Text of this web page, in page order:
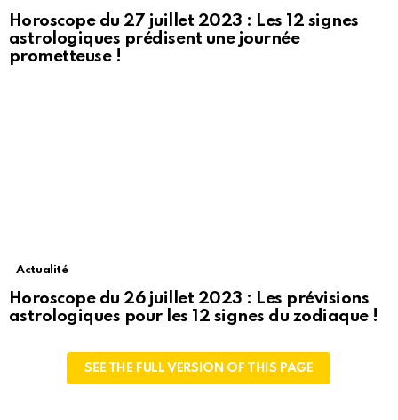
Horoscope du 27 juillet 2023 : Les 12 signes
astrologiques prédisent une journée
prometteuse !
Actualité
Horoscope du 26 juillet 2023 : Les prévisions
astrologiques pour les 12 signes du zodiaque !
SEE THE FULL VERSION OF THIS PAGE